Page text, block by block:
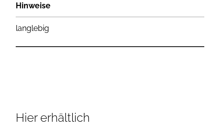
Hinweise
langlebig
Hier erhältlich